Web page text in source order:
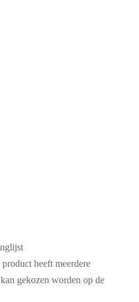
heeft meerdere
gekozen worden op de